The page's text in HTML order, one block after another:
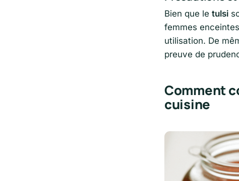
Bien que le tulsi
femmes
utilisation. De
preuve de
Comment
cuisine